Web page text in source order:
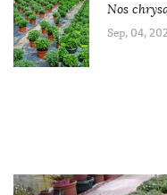
Nos
Sep, 04,